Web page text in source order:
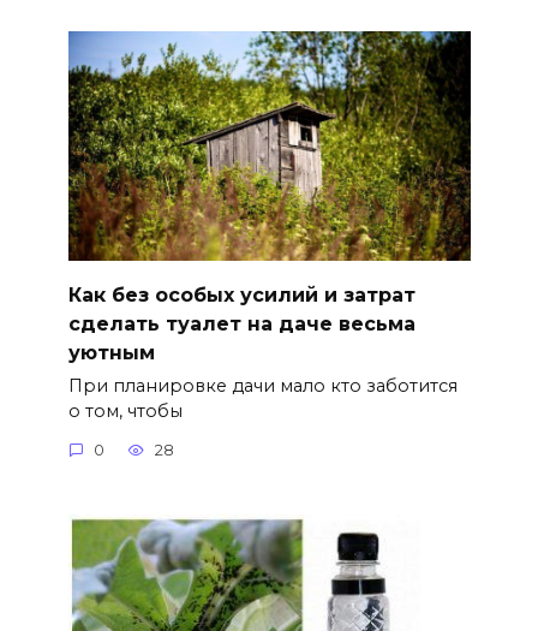
Как без особых усилий и затрат
сделать туалет на даче весьма
уютным
При планировке дачи мало кто заботится
о том, чтобы
0 28